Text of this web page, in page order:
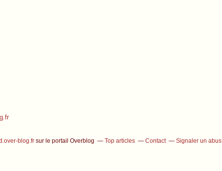
blog.fr sur le portail Overblog Top articles Contact Signaler un abus